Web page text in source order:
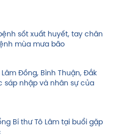
sốt xuất huyết, tay chân
mùa mưa bão
Đồng, Bình Thuận, Đắk
sáp nhập và nhân sự của
Bí thư Tô Lâm tại buổi gặp